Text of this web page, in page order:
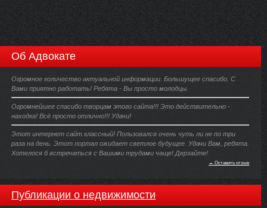
Об Адвокате
Огромное количество актуальной информации. Большущее спасибо. С
Вами приятно работать! Ребята - Вы просто молодцы.
Огромнейшее спасибо творцам этого сайта!!! Это действительно -
находка! Всё просто отлично!!! Удачи!
Этот интернет сайт классный! Пользовался очень чуть ли не по три
раза на день. Этот портал ожидает светлое будущее. Удачи Вам, ребята.
Хотелося б встречаться с Вашими трудами чаще! Дерзайте!
→ Оставить отзыв
Публикации о недвижимости